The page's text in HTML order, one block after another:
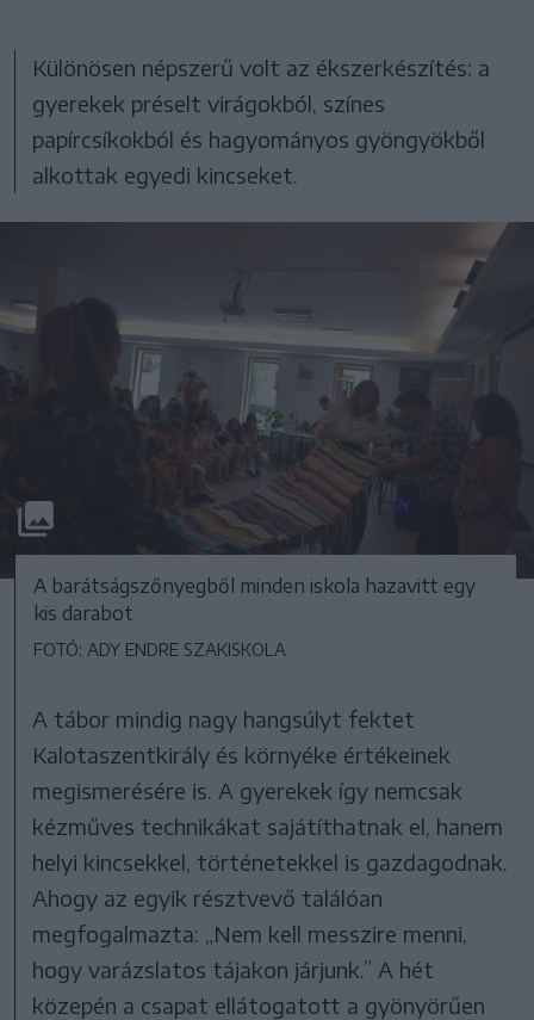
Különösen népszerű volt az ékszerkészítés: a
gyerekek préselt virágokból, színes
papírcsíkokból és hagyományos gyöngyökből
alkottak egyedi kincseket.
A barátságszőnyegből minden iskola hazavitt egy
kis darabot
FOTÓ: ADY ENDRE SZAKISKOLA
A tábor mindig nagy hangsúlyt fektet
Kalotaszentkirály és környéke értékeinek
megismerésére is. A gyerekek így nemcsak
kézműves technikákat sajátíthatnak el, hanem
helyi kincsekkel, történetekkel is gazdagodnak.
Ahogy az egyik résztvevő találóan
megfogalmazta: „Nem kell messzire menni,
hogy varázslatos tájakon járjunk.” A hét
közepén a csapat ellátogatott a gyönyörűen